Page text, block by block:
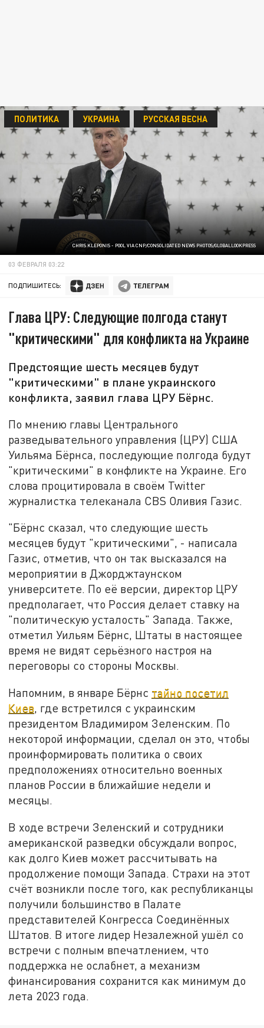
CHRIS KLEPONIS - POOL VIA CNP/CONSOLIDATED NEWS PHOTOS/GLOBALLOOKPRESS
ПОЛИТИКА УКРАИНА РУССКАЯ ВЕСНА
03 ФЕВРАЛЯ 03:22
ПОДПИШИТЕСЬ:
Глава ЦРУ: Следующие полгода станут
"критическими" для конфликта на Украине
Предстоящие шесть месяцев будут
"критическими" в плане украинского
конфликта, заявил глава ЦРУ Бёрнс.
По мнению главы Центрального
разведывательного управления (ЦРУ) США
Уильяма Бёрнса, последующие полгода будут
"критическими" в конфликте на Украине. Его
слова процитировала в своём Twitter
журналистка телеканала CBS Оливия Газис.
"Бёрнс сказал, что следующие шесть
месяцев будут "критическими", - написала
Газис, отметив, что он так высказался на
мероприятии в Джорджтаунском
университете. По её версии, директор ЦРУ
предполагает, что Россия делает ставку на
"политическую усталость" Запада. Также,
отметил Уильям Бёрнс, Штаты в настоящее
время не видят серьёзного настроя на
переговоры со стороны Москвы.
Напомним, в январе Бёрнс тайно посетил
Киев, где встретился с украинским
президентом Владимиром Зеленским. По
некоторой информации, сделал он это, чтобы
проинформировать политика о своих
предположениях относительно военных
планов России в ближайшие недели и
месяцы.
В ходе встречи Зеленский и сотрудники
американской разведки обсуждали вопрос,
как долго Киев может рассчитывать на
продолжение помощи Запада. Страхи на этот
счёт возникли после того, как республиканцы
получили большинство в Палате
представителей Конгресса Соединённых
Штатов. В итоге лидер Незалежной ушёл со
встречи с полным впечатлением, что
поддержка не ослабнет, а механизм
финансирования сохранится как минимум до
лета 2023 года.